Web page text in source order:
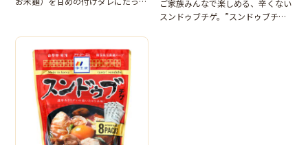
肉用のシーズニングです。豚バラ肉
は製品に含まれませんので別途ご用
意が必要
ご家族みんなで楽しめる、辛くない
スンドゥブチゲ。”スンドゥブチ